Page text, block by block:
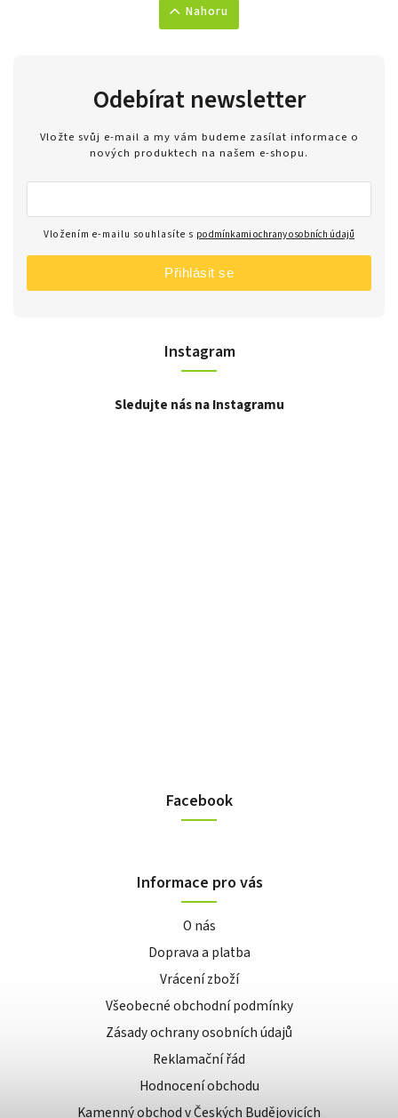
Nahoru
Instagram
Sledujte nás na Instagramu
Odebírat newsletter
Vložte svůj e-mail a my vám budeme zasílat informace o
nových produktech na našem e-shopu.
Vložením e-mailu souhlasíte s podmínkami ochrany osobních údajů
Přihlásit se
Facebook
Informace pro vás
O nás
Doprava a platba
Vrácení zboží
Všeobecné obchodní podmínky
Zásady ochrany osobních údajů
Reklamační řád
Hodnocení obchodu
Kamenný obchod v Českých Budějovicích